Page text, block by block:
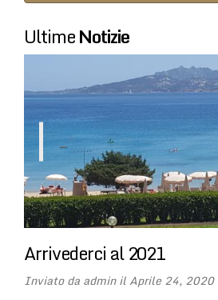
UltimeNotizie
Arrivederci al 2021
Inviato da adminil Aprile 24, 2020